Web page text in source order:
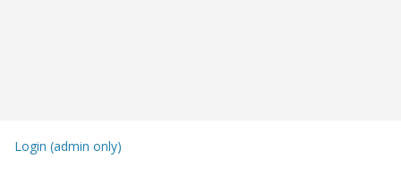
Login (admin only)